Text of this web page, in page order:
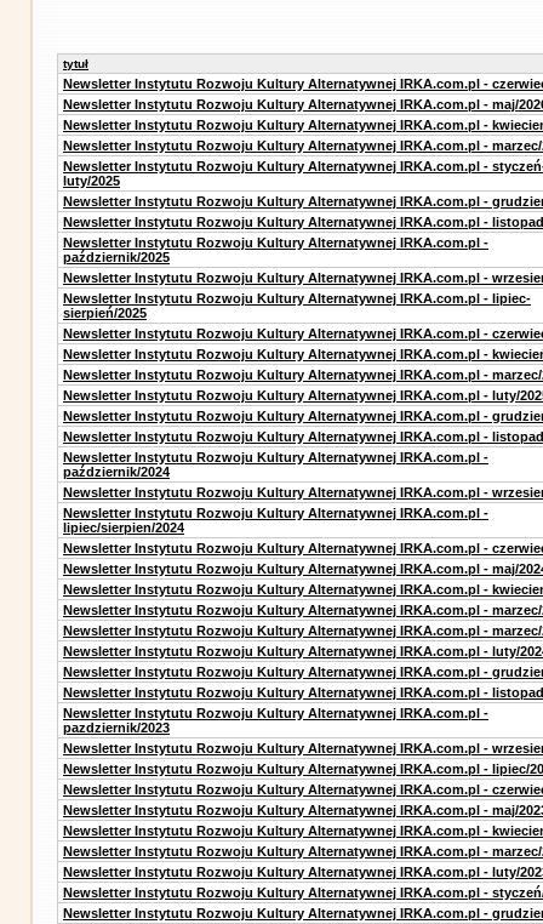
tytuł
Newsletter Instytutu Rozwoju Kultury Alternatywnej IRKA.com.pl -
Newsletter Instytutu Rozwoju Kultury Alternatywnej IRKA.com.pl - maj/
Newsletter Instytutu Rozwoju Kultury Alternatywnej IRKA.com.pl -
Newsletter Instytutu Rozwoju Kultury Alternatywnej IRKA.com.pl - marzec/
Newsletter Instytutu Rozwoju Kultury Alternatywnej IRKA.com.pl -
luty/2025
Newsletter Instytutu Rozwoju Kultury Alternatywnej IRKA.com.pl -
Newsletter Instytutu Rozwoju Kultury Alternatywnej IRKA.com.pl -
Newsletter Instytutu Rozwoju Kultury Alternatywnej IRKA.com.pl -
październik/2025
Newsletter Instytutu Rozwoju Kultury Alternatywnej IRKA.com.pl -
Newsletter Instytutu Rozwoju Kultury Alternatywnej IRKA.com.pl - lipiec-
sierpień/2025
Newsletter Instytutu Rozwoju Kultury Alternatywnej IRKA.com.pl -
Newsletter Instytutu Rozwoju Kultury Alternatywnej IRKA.com.pl -
Newsletter Instytutu Rozwoju Kultury Alternatywnej IRKA.com.pl - marzec/
Newsletter Instytutu Rozwoju Kultury Alternatywnej IRKA.com.pl - luty/
Newsletter Instytutu Rozwoju Kultury Alternatywnej IRKA.com.pl -
Newsletter Instytutu Rozwoju Kultury Alternatywnej IRKA.com.pl -
Newsletter Instytutu Rozwoju Kultury Alternatywnej IRKA.com.pl -
październik/2024
Newsletter Instytutu Rozwoju Kultury Alternatywnej IRKA.com.pl -
Newsletter Instytutu Rozwoju Kultury Alternatywnej IRKA.com.pl -
lipiec/sierpien/2024
Newsletter Instytutu Rozwoju Kultury Alternatywnej IRKA.com.pl -
Newsletter Instytutu Rozwoju Kultury Alternatywnej IRKA.com.pl - maj/
Newsletter Instytutu Rozwoju Kultury Alternatywnej IRKA.com.pl -
Newsletter Instytutu Rozwoju Kultury Alternatywnej IRKA.com.pl - marzec/
Newsletter Instytutu Rozwoju Kultury Alternatywnej IRKA.com.pl - marzec/
Newsletter Instytutu Rozwoju Kultury Alternatywnej IRKA.com.pl - luty/
Newsletter Instytutu Rozwoju Kultury Alternatywnej IRKA.com.pl -
Newsletter Instytutu Rozwoju Kultury Alternatywnej IRKA.com.pl -
Newsletter Instytutu Rozwoju Kultury Alternatywnej IRKA.com.pl -
pazdziernik/2023
Newsletter Instytutu Rozwoju Kultury Alternatywnej IRKA.com.pl -
Newsletter Instytutu Rozwoju Kultury Alternatywnej IRKA.com.pl - lipiec/
Newsletter Instytutu Rozwoju Kultury Alternatywnej IRKA.com.pl -
Newsletter Instytutu Rozwoju Kultury Alternatywnej IRKA.com.pl - maj/
Newsletter Instytutu Rozwoju Kultury Alternatywnej IRKA.com.pl -
Newsletter Instytutu Rozwoju Kultury Alternatywnej IRKA.com.pl - marzec/
Newsletter Instytutu Rozwoju Kultury Alternatywnej IRKA.com.pl - luty/
Newsletter Instytutu Rozwoju Kultury Alternatywnej IRKA.com.pl -
Newsletter Instytutu Rozwoju Kultury Alternatywnej IRKA.com.pl -